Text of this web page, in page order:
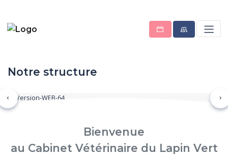
Notre structure
Précédent
Bienvenue
au Cabinet Vétérinaire du Lapin Vert